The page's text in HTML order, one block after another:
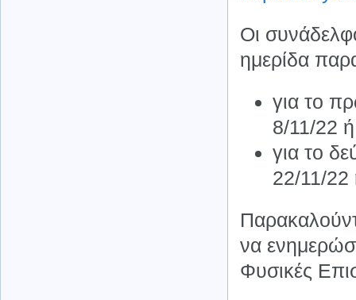
Οι
ημερίδα
για το
8/11/22
για το
22/11/22
να
Φυσικές